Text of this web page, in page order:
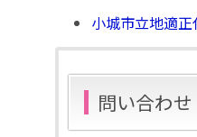
小城市立地適
問い合わせ